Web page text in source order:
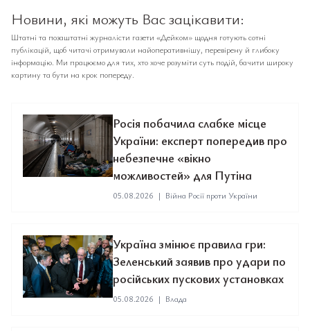
Новини, які можуть Вас зацікавити:
Штатні та позаштатні журналісти газети «Дейком» щодня готують сотні
публікацій, щоб читачі отримували найоперативнішу, перевірену й глибоку
інформацію. Ми працюємо для тих, хто хоче розуміти суть подій, бачити широку
картину та бути на крок попереду.
Росія побачила слабке місце
України: експерт попередив про
небезпечне «вікно
можливостей» для Путіна
05.08.2026 | Війна Росії проти України
Україна змінює правила гри:
Зеленський заявив про удари по
російських пускових установках
05.08.2026 | Влада